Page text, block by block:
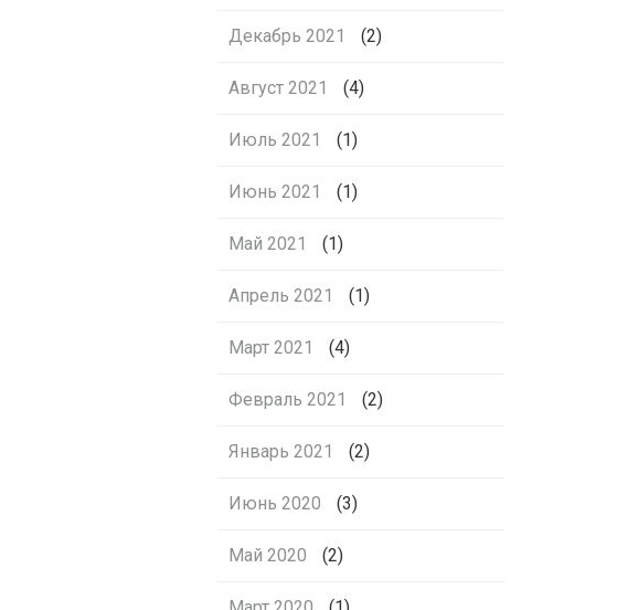
Декабрь 2021 (2)
Август 2021 (4)
Июль 2021 (1)
Июнь 2021 (1)
Май 2021 (1)
Апрель 2021 (1)
Март 2021 (4)
Февраль 2021 (2)
Январь 2021 (2)
Июнь 2020 (3)
Май 2020 (2)